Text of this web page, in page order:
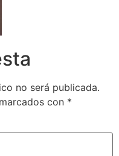
no será publicada.
con *